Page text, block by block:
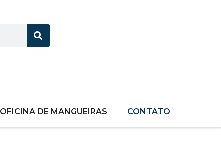
OFICINA DE MANGUEIRAS CONTATO